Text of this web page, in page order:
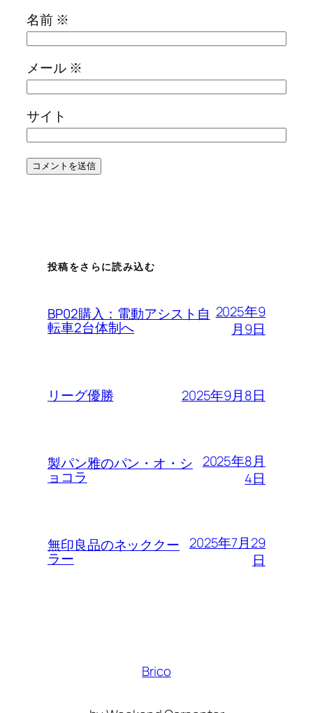
名前 ※
メール ※
サイト
投稿をさらに読み込む
BP02購入：電動アシスト自
転車2台体制へ
2025年9
月9日
リーグ優勝 2025年9月8日
製パン雅のパン・オ・シ
ョコラ
2025年8月
4日
無印良品のネッククー
ラー
2025年7月29
日
Brico